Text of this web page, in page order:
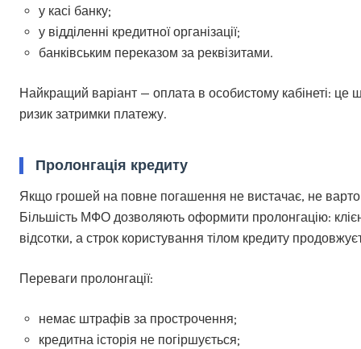
у касі банку;
у відділенні кредитної організації;
банківським переказом за реквізитами.
Найкращий варіант — оплата в особистому кабінеті: це
ризик затримки платежу.
Пролонгація кредиту
Якщо грошей на повне погашення не вистачає, не варто
Більшість МФО дозволяють оформити пролонгацію:
відсотки, а строк користування тілом кредиту
Переваги пролонгації:
немає штрафів за прострочення;
кредитна історія не погіршується;